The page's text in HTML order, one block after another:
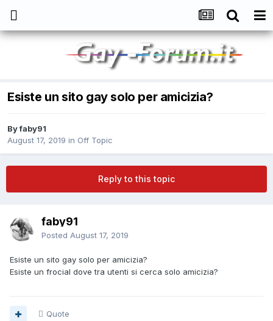
Esiste un sito gay solo per amicizia?
Byfaby91
August 17, 2019 in Off Topic
Reply to this topic
faby91
Posted August 17, 2019
Esiste un sito gay solo per amicizia?
Esiste un frocial dove tra utenti si cerca solo amicizia?
Quote